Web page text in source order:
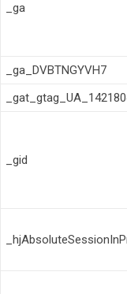
_ga
_ga_DVBTNGYVH7
_gid